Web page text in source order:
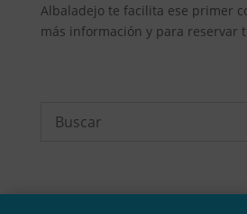
Albaladejo te facilita ese primer
más información y para reservar